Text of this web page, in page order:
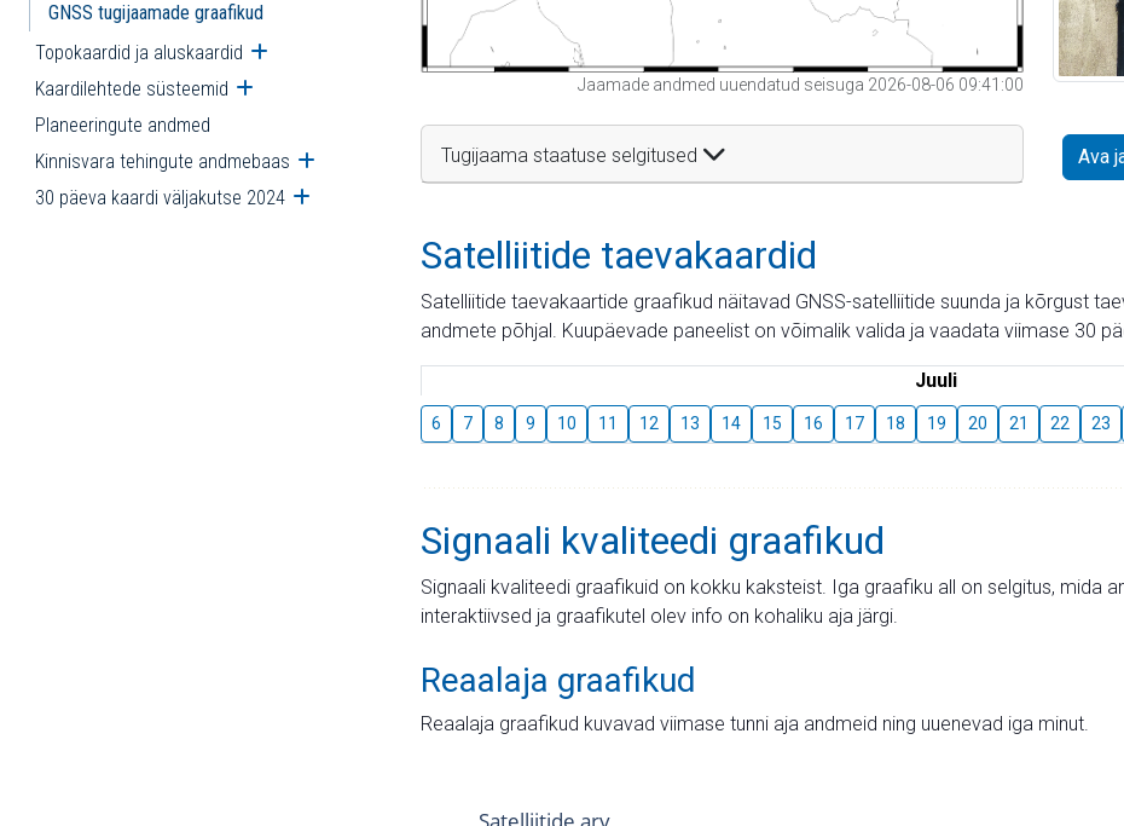
GNSS tugijaamade graafikud
Topokaardid ja aluskaardid Ava alammenüü
Kaardilehtede süsteemid Ava alammenüü
Planeeringute andmed
Kinnisvara tehingute andmebaas Ava alammenüü
30 päeva kaardi väljakutse 2024 Ava alammenüü
Jaamade andmed uuendatud seisuga 2026-08-06 09:41:00
Tugijaama staatuse selgitused Ava
Satelliitide taevakaardid
Satelliitide taevakaartide graafikud näitavad GNSS-satelliitide suunda ja kõrgust
andmete põhjal. Kuupäevade paneelist on võimalik valida ja vaadata viimase 30
Juuli
6 7 8 9 10 11 12 13 14 15 16 17 18 19 20 21 22 23
Signaali kvaliteedi graafikud
Signaali kvaliteedi graafikuid on kokku kaksteist. Iga graafiku all on selgitus, mida
interaktiivsed ja graafikutel olev info on kohaliku aja järgi.
Reaalaja graafikud
Reaalaja graafikud kuvavad viimase tunni aja andmeid ning uuenevad iga minut.